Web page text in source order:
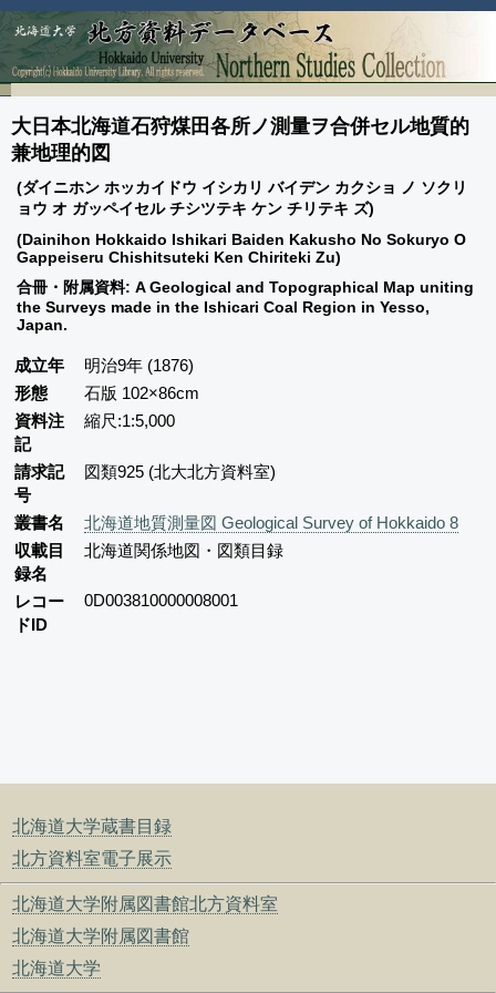
北海道大学蔵書目録
北方資料室電子展示
北海道大学附属図書館北方資料室
北海道大学附属図書館
北海道大学
大日本北海道石狩煤田各所ノ測量ヲ合併セル地質的
兼地理的図
(ダイニホン ホッカイドウ イシカリ バイデン カクショ ノ ソクリ
ョウ オ ガッペイセル チシツテキ ケン チリテキ ズ)
(Dainihon Hokkaido Ishikari Baiden Kakusho No Sokuryo O
Gappeiseru Chishitsuteki Ken Chiriteki Zu)
合冊・附属資料: A Geological and Topographical Map uniting
the Surveys made in the Ishicari Coal Region in Yesso,
Japan.
成立年
明治9年 (1876)
形態
石版 102×86cm
資料注
記
縮尺:1:5,000
請求記
号
図類925 (北大北方資料室)
叢書名
北海道地質測量図 Geological Survey of Hokkaido 8
収載目
録名
北海道関係地図・図類目録
レコー
ドID
0D003810000008001